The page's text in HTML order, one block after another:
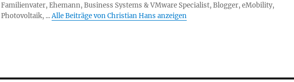
Familienvater, Ehemann, Business Systems & VMware Specialist, Blogger, eMobility,
Photovoltaik, ...Alle Beiträge von Christian Hans anzeigen